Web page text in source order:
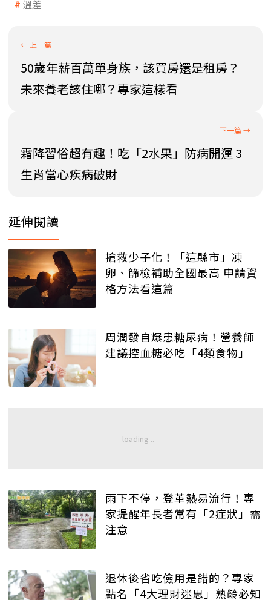
溫差
50歲年薪百萬單身族，該買房還是租房？
未來養老該住哪？專家這樣看
霜降習俗超有趣！吃「2水果」防病開運 3
生肖當心疾病破財
延伸閱讀
搶救少子化！「這縣市」凍
卵、篩檢補助全國最高 申請資
格方法看這篇
周潤發自爆患糖尿病！營養師
建議控血糖必吃「4類食物」
雨下不停，登革熱易流行！專
家提醒年長者常有「2症狀」需
注意
退休後省吃儉用是錯的？專家
點名「4大理財迷思」熟齡必知